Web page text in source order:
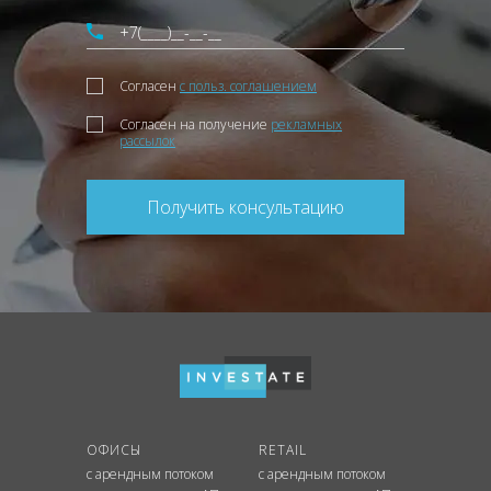
Согласен с польз. соглашением
Согласен на получение рекламных
рассылок
Получить консультацию
ОФИСЫ
с арендным потоком
RETAIL
с арендным потоком